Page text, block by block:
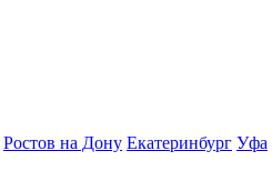
Ростов на Дону Екатеринбург Уфа